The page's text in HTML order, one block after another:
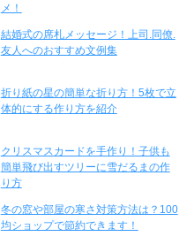
メ！
結婚式の席札メッセージ！上司.同僚.
友人へのおすすめ文例集
折り紙の星の簡単な折り方！5枚で立
体的にする作り方を紹介
クリスマスカードを手作り！子供も
簡単飛び出すツリーに雪だるまの作
り方
冬の窓や部屋の寒さ対策方法は？100
均ショップで節約できます！